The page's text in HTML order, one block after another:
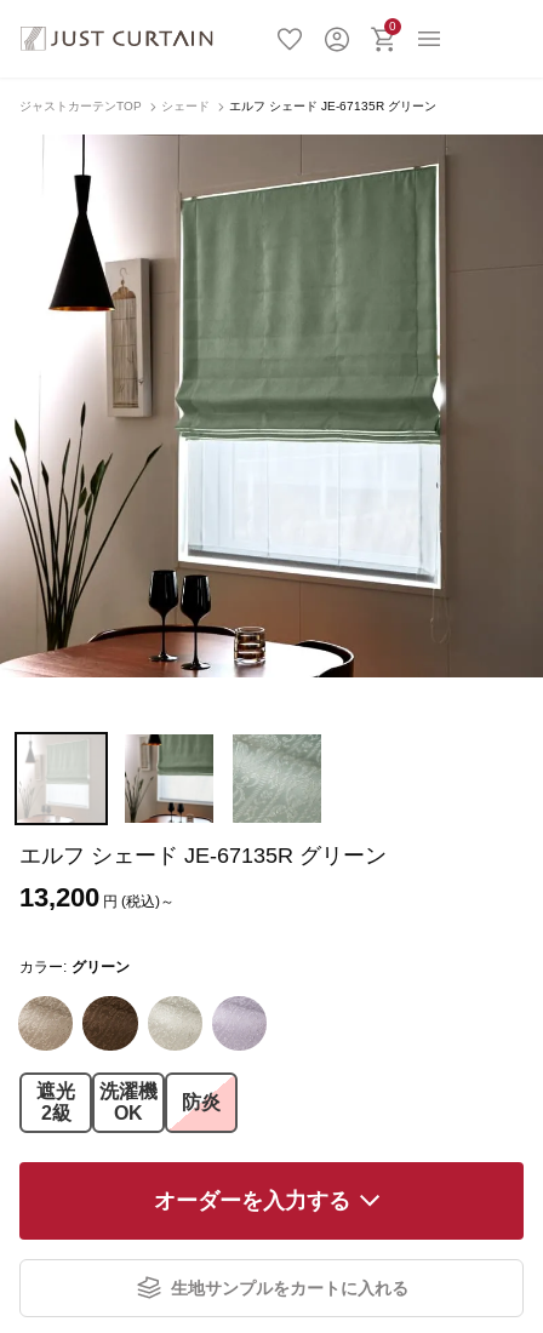
0
ジャストカーテンTOP シェード エルフ シェード JE-67135R グリーン
エルフ シェード JE-67135R グリーン
13,200 円 (税込)～
カラー: グリーン
遮光
2級
洗濯機
OK
防炎
オーダーを入力する
生地サンプルをカートに入れる